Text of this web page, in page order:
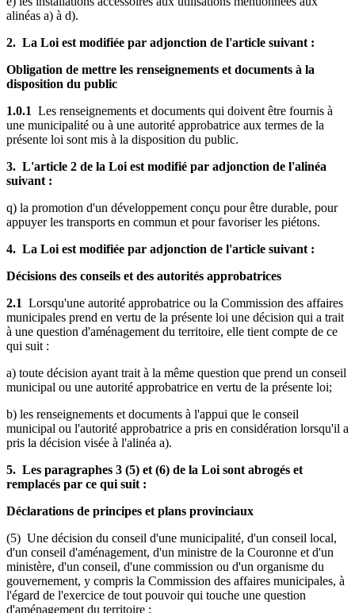
alinéas a) à d).
2. La Loi est modifiée par adjonction de l'article suivant :
Obligation de mettre les renseignements et documents à la
disposition du public
1.0.1 Les renseignements et documents qui doivent être fournis à
une municipalité ou à une autorité approbatrice aux termes de la
présente loi sont mis à la disposition du public.
3. L'article 2 de la Loi est modifié par adjonction de l'alinéa
suivant :
q) la promotion d'un développement conçu pour être durable, pour
appuyer les transports en commun et pour favoriser les piétons.
4. La Loi est modifiée par adjonction de l'article suivant :
Décisions des conseils et des autorités approbatrices
2.1 Lorsqu'une autorité approbatrice ou la Commission des affaires
municipales prend en vertu de la présente loi une décision qui a trait
à une question d'aménagement du territoire, elle tient compte de ce
qui suit :
a) toute décision ayant trait à la même question que prend un conseil
municipal ou une autorité approbatrice en vertu de la présente loi;
b) les renseignements et documents à l'appui que le conseil
municipal ou l'autorité approbatrice a pris en considération lorsqu'il a
pris la décision visée à l'alinéa a).
5. Les paragraphes 3 (5) et (6) de la Loi sont abrogés et
remplacés par ce qui suit :
Déclarations de principes et plans provinciaux
(5) Une décision du conseil d'une municipalité, d'un conseil local,
d'un conseil d'aménagement, d'un ministre de la Couronne et d'un
ministère, d'un conseil, d'une commission ou d'un organisme du
gouvernement, y compris la Commission des affaires municipales, à
l'égard de l'exercice de tout pouvoir qui touche une question
d'aménagement du territoire :